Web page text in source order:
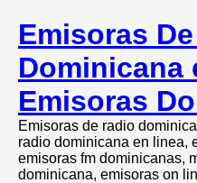
Emisoras
Dominicana
Emisoras
Emisoras de radio
radio dominicana en linea,
emisoras fm dominicanas,
dominicana, emisoras on